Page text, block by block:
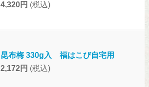
4,320円 (税込)
昆布梅 330g入 福はこび自宅用
2,172円 (税込)